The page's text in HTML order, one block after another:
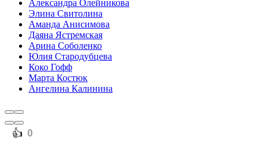
Александра Олейникова
Элина Свитолина
Аманда Анисимова
Даяна Ястремская
Арина Соболенко
Юлия Стародубцева
Коко Гофф
Марта Костюк
Ангелина Калинина
️👍 0